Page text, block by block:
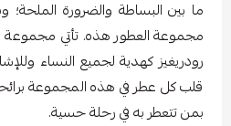
ما بين البساطة والضرورة الملحة؛
مجموعة العطور هذه. تأتي
رودريغيز كهدية لجميع النساء
قلب كل عطر في هذه المجموعة
بمن تتعطر به في رحلة حسية.